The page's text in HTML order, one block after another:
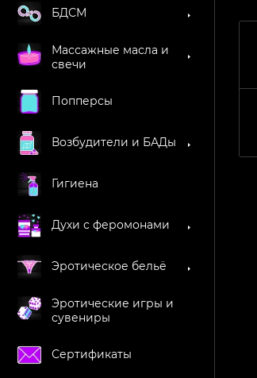
БДСМ
Массажные масла и
свечи
Попперсы
Возбудители и БАДы
Гигиена
Духи с феромонами
Эротическое бельё
Эротические игры и
сувениры
Сертификаты